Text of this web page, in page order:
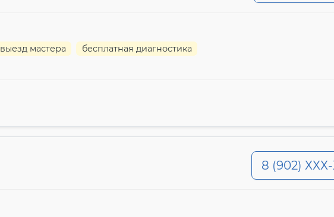
выезд мастера бесплатная диагностика
8 (902) ХХХ-